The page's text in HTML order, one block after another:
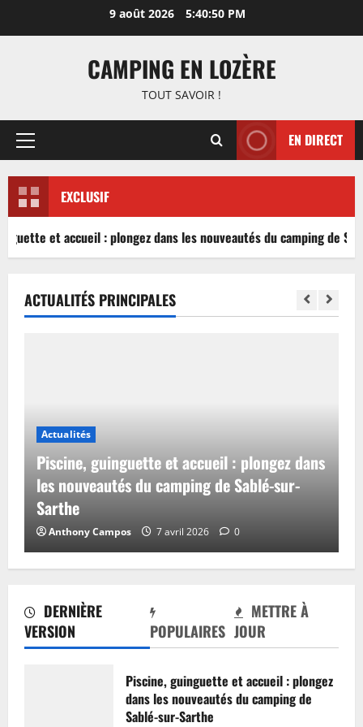
9 août 2026 5:40:51 PM
CAMPING EN LOZÈRE
TOUT SAVOIR !
Menu
EN DIRECT
EXCLUSIF
et accueil : plongez dans les nouveautés du camping de
DERNIÈRE
VERSION
POPULAIRES
METTRE À
JOUR
Piscine, guinguette et accueil : plongez
dans les nouveautés du camping de
Sablé-sur-Sarthe
ACTUALITÉS PRINCIPALES
Actualités
Piscine, guinguette et accueil : plongez dans
les nouveautés du camping de Sablé-sur-
Sarthe
Anthony Campos 7 avril 2026 0